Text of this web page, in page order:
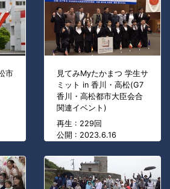
市
見てみMyたかまつ 学生サ
ミット in 香川・高松(G7
香川・高松都市大臣会合
関連イベント)
再生 : 229回
公開 : 2023.6.16